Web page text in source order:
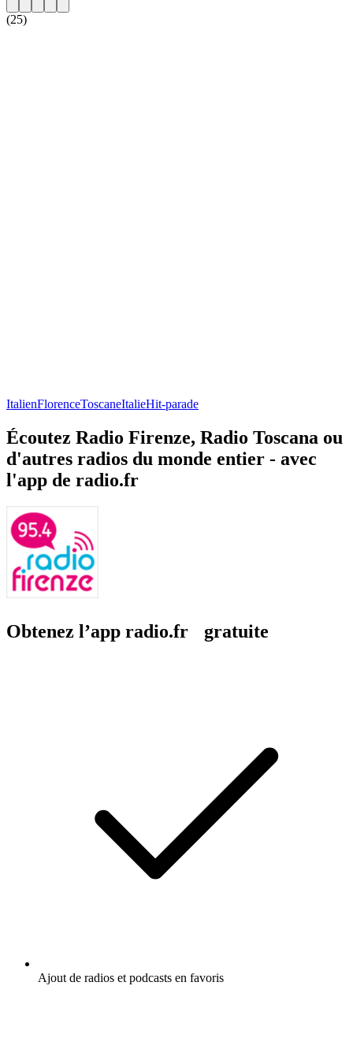
(25)
ItalienFlorenceToscaneItalieHit-parade
Écoutez Radio Firenze, Radio Toscana ou
d'autres radios du monde entier - avec
l'app de radio.fr
Obtenez l’app radio.fr gratuite
Ajout de radios et podcasts en favoris